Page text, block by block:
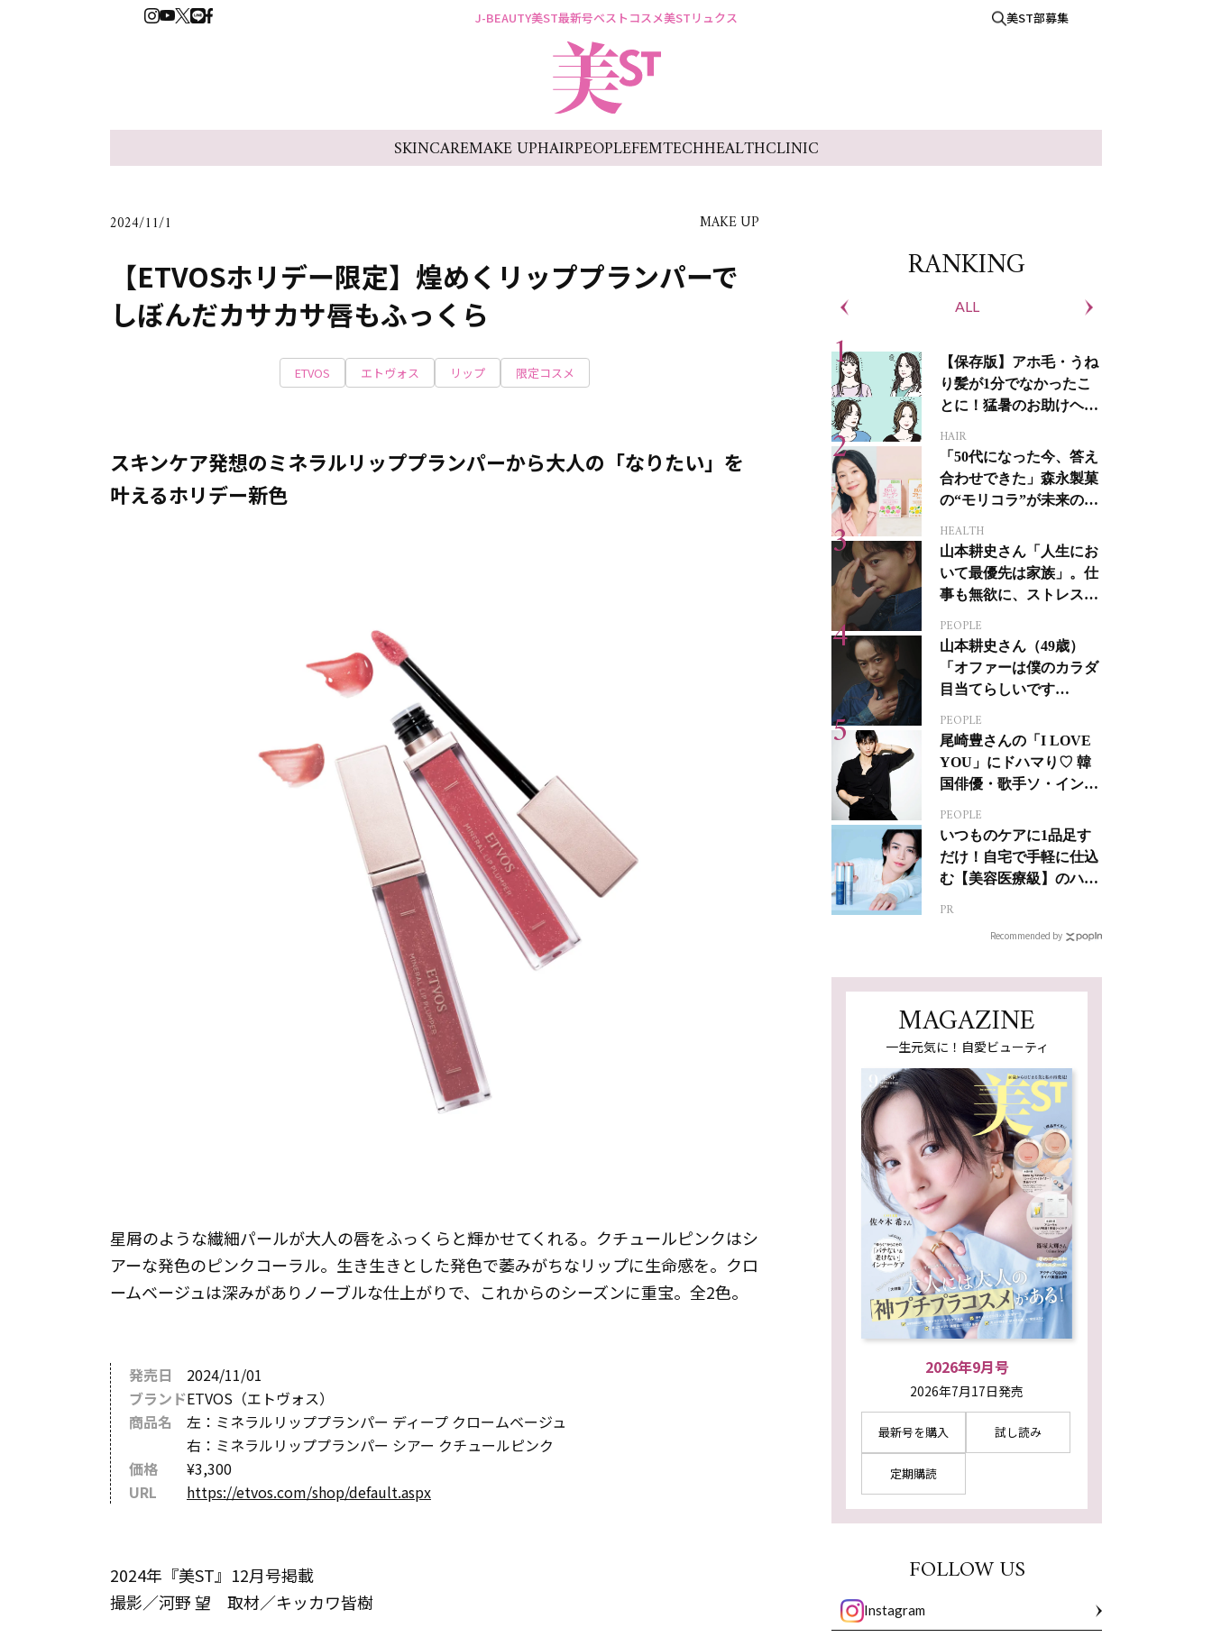
J-BEAUTY美ST最新号ベストコスメ美STリュクス 美ST部募集
SKINCAREMAKE UPHAIRPEOPLEFEMTECHHEALTHCLINIC
2024/11/1 MAKE UP
【ETVOSホリデー限定】煌めくリッププランパーで
しぼんだカサカサ唇もふっくら
ETVOS エトヴォス リップ 限定コスメ
スキンケア発想のミネラルリッププランパーから大人の「なりたい」を
叶えるホリデー新色
星屑のような繊細パールが大人の唇をふっくらと輝かせてくれる。クチュールピンクはシ
アーな発色のピンクコーラル。生き生きとした発色で萎みがちなリップに生命感を。クロ
ームベージュは深みがありノーブルな仕上がりで、これからのシーズンに重宝。全2色。
発売日
2024/11/01
ブランドETVOS（エトヴォス）
商品名
左：ミネラルリッププランパー ディープ クロームベージュ
右：ミネラルリッププランパー シアー クチュールピンク
価格
¥3,300
URL
https://etvos.com/shop/default.aspx
2024年『美ST』12月号掲載
撮影／河野 望 取材／キッカワ皆樹
RANKING
ALL
【保存版】アホ毛・うね
り髪が1分でなかったこ
とに！猛暑のお助けヘア
HAIR
「50代になった今、答え
合わせできた」森永製菓
の“モリコラ”が未来のキ
HEALTH
山本耕史さん「人生にお
いて最優先は家族」。仕
事も無欲に、ストレスを
PEOPLE
山本耕史さん（49歳）
「オファーは僕のカラダ
目当てらしいです
ジカルへの挑戦
PEOPLE
尾崎豊さんの「I LOVE
YOU」にドハマり♡ 韓
国俳優・歌手ソ・イング
人生って？
PEOPLE
いつものケアに1品足す
だけ！自宅で手軽に仕込
む【美容医療級】のハリ
PR
Recommended by
MAGAZINE
一生元気に！自愛ビューティ
2026年9月号
2026年7月17日発売
最新号を購入 試し読み
定期購読
FOLLOW US
Instagram